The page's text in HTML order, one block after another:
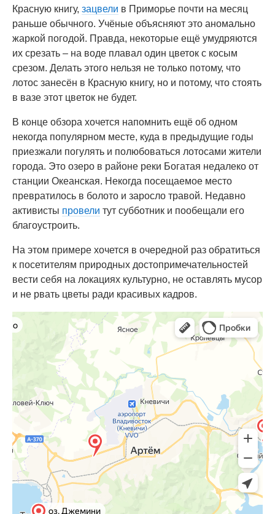
Красную книгу, зацвели в Приморье почти на месяц
раньше обычного. Учёные объясняют это аномально
жаркой погодой. Правда, некоторые ещё умудряются
их срезать – на воде плавал один цветок с косым
срезом. Делать этого нельзя не только потому, что
лотос занесён в Красную книгу, но и потому, что стоять
в вазе этот цветок не будет.
В конце обзора хочется напомнить ещё об одном
некогда популярном месте, куда в предыдущие годы
приезжали погулять и полюбоваться лотосами жители
города. Это озеро в районе реки Богатая недалеко от
станции Океанская. Некогда посещаемое место
превратилось в болото и заросло травой. Недавно
активисты провели тут субботник и пообещали его
благоустроить.
На этом примере хочется в очередной раз обратиться
к посетителям природных достопримечательностей
вести себя на локациях культурно, не оставлять мусор
и не рвать цветы ради красивых кадров.